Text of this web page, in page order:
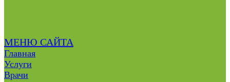
МЕНЮ САЙТА
Главная
Услуги
Врачи